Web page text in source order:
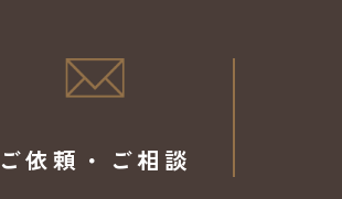
ご依頼・ご相談